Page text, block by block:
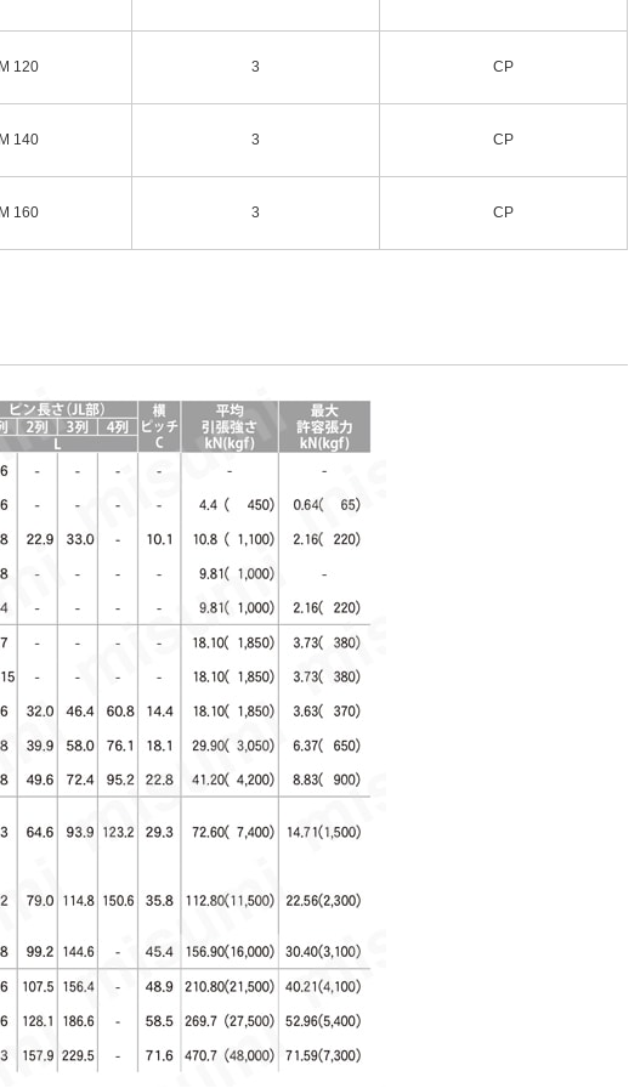
120
3
CP
140
3
CP
160
3
CP